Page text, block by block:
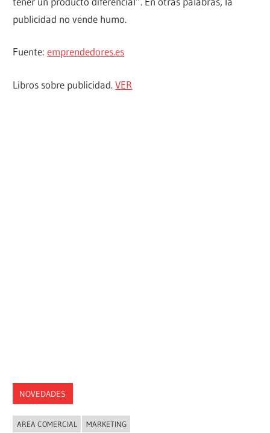
publicidad no vende humo.
Fuente:emprendedores.es
Libros sobre publicidad.VER
NOVEDADES
AREA COMERCIAL MARKETING